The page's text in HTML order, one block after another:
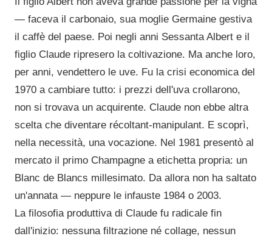
— faceva il carbonaio, sua moglie Germaine gestiva
il caffè del paese. Poi negli anni Sessanta Albert e il
figlio Claude ripresero la coltivazione. Ma anche loro,
per anni, vendettero le uve. Fu la crisi economica del
1970 a cambiare tutto: i prezzi dell'uva crollarono,
non si trovava un acquirente. Claude non ebbe altra
scelta che diventare récoltant-manipulant. E scoprì,
nella necessità, una vocazione. Nel 1981 presentò al
mercato il primo Champagne a etichetta propria: un
Blanc de Blancs millesimato. Da allora non ha saltato
un'annata — neppure le infauste 1984 o 2003.
La filosofia produttiva di Claude fu radicale fin
dall'inizio: nessuna filtrazione né collage, nessun